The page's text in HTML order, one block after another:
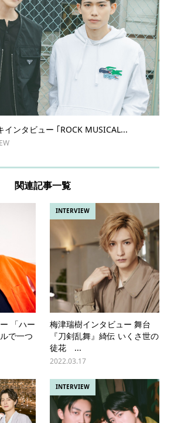
ンタビュー ｢ROCK MUSICAL...
関連記事一覧
「ハー
で一つ
INTERVIEW
梅津瑞樹インタビュー 舞台
『刀剣乱舞』綺伝 いくさ世の
徒花 ...
2022.03.17
INTERVIEW